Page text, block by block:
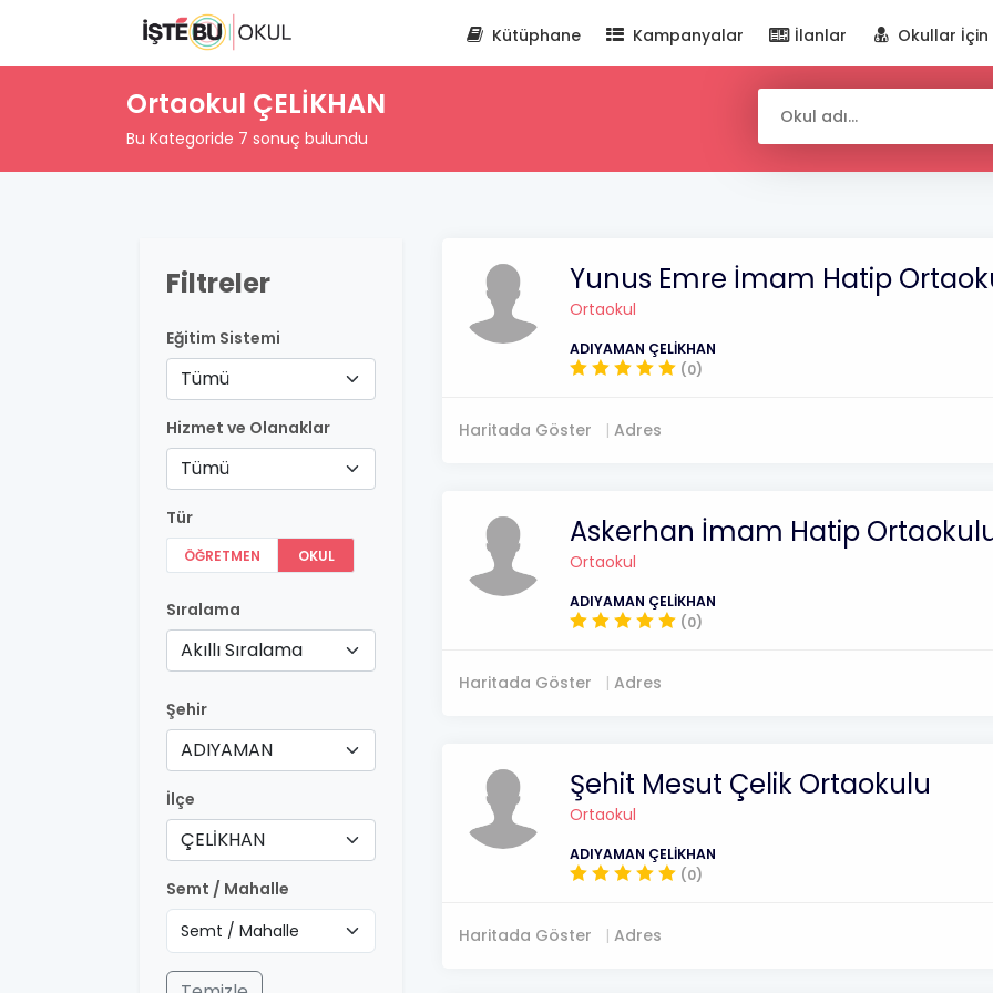
Kütüphane Kampanyalar İlanlar Okullar İçin
Ortaokul ÇELİKHAN
Bu Kategoride 7 sonuç bulundu
Filtreler
Eğitim Sistemi
Tümü
Hizmet ve Olanaklar
Tümü
Tür
ÖĞRETMEN OKUL
Sıralama
Akıllı Sıralama
Şehir
ADIYAMAN
İlçe
ÇELİKHAN
Semt / Mahalle
Yunus Emre İmam Hatip
Ortaokul
ADIYAMAN ÇELİKHAN
(0)
Haritada Göster Adres
Askerhan İmam Hatip
Ortaokul
ADIYAMAN ÇELİKHAN
(0)
Haritada Göster Adres
Şehit Mesut Çelik Ortaokulu
Ortaokul
ADIYAMAN ÇELİKHAN
(0)
Haritada Göster Adres